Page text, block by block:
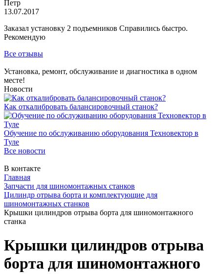
Петр
13.07.2017
Заказал установку 2 подъемников Справились быстро.
Рекомендую
Все отзывы
Установка, ремонт, обслуживание и диагностика в одном
месте!
Новости
Как откалибровать балансировочный станок?
Обучение по обслуживанию оборудования Техновектор в
Туле
Все новости
В контакте
Главная
Запчасти для шиномонтажных станков
Цилиндр отрыва борта и комплектующие для
шиномонтажных станков
Крышки цилиндров отрыва борта для шиномонтажного
станка
Крышки цилиндров отрыва
борта для шиномонтажного